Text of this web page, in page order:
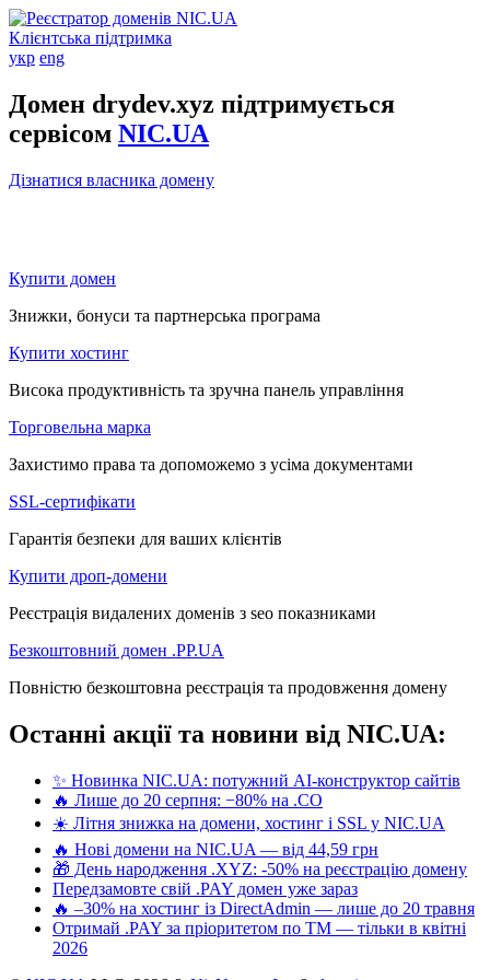
Клієнтська підтримка
укр eng
Домен drydev.xyz підтримується
сервісом NIC.UA
Дізнатися власника домену
Купити домен
Знижки, бонуси та партнерська програма
Купити хостинг
Висока продуктивність та зручна панель управління
Торговельна марка
Захистимо права та допоможемо з усіма документами
SSL-сертифікати
Гарантія безпеки для ваших клієнтів
Купити дроп-домени
Реєстрація видалених доменів з seo показниками
Безкоштовний домен .PP.UA
Повністю безкоштовна реєстрація та продовження домену
Останні акції та новини від NIC.UA:
✨ Новинка NIC.UA: потужний AI-конструктор сайтів
🔥 Лише до 20 серпня: −80% на .CO
☀️ Літня знижка на домени, хостинг і SSL у NIC.UA
🔥 Нові домени на NIC.UA — від 44,59 грн
🎁 День народження .XYZ: -50% на реєстрацію домену
Передзамовте свій .PAY домен уже зараз
🔥 –30% на хостинг із DirectAdmin — лише до 20 травня
Отримай .PAY за пріоритетом по ТМ — тільки в квітні
2026